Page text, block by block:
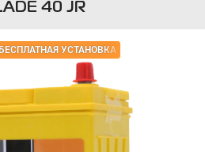
40 JR
БЕСПЛАТНАЯ УСТАНОВКА